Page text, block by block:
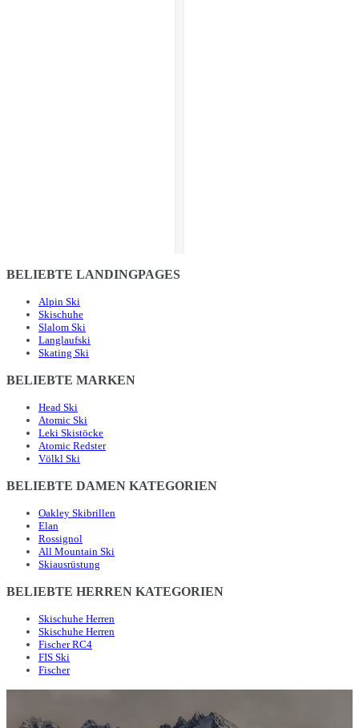
BELIEBTE LANDINGPAGES
Alpin Ski
Skischuhe
Slalom Ski
Langlaufski
Skating Ski
BELIEBTE MARKEN
Head Ski
Atomic Ski
Leki Skistöcke
Atomic Redster
Völkl Ski
BELIEBTE DAMEN KATEGORIEN
Oakley Skibrillen
Elan
Rossignol
All Mountain Ski
Skiausrüstung
BELIEBTE HERREN KATEGORIEN
Skischuhe Herren
Skischuhe Herren
Fischer RC4
FIS Ski
Fischer